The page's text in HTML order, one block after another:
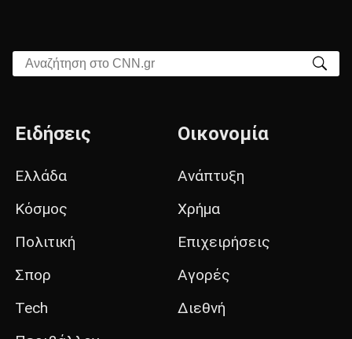
Αναζήτηση στο CNN.gr
Ειδήσεις
Ελλάδα
Κόσμος
Πολιτική
Σπορ
Tech
Οικονομία
Ανάπτυξη
Χρήμα
Επιχειρήσεις
Αγορές
Διεθνή